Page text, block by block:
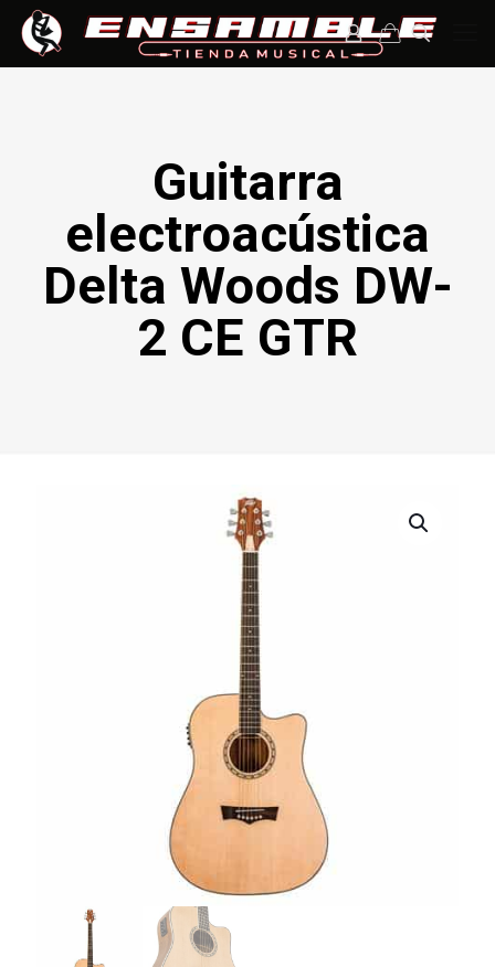
Guitarra
electroacústica
Delta Woods DW-
2 CE GTR